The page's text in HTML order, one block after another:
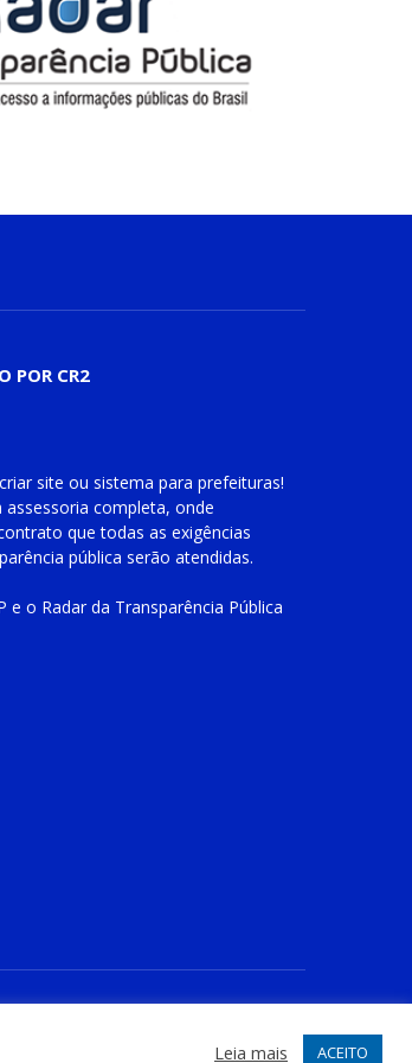
POR CR2
criar site ou sistema para prefeituras!
assessoria completa, onde
que todas as exigências
pública serão atendidas.
e o Radar da Transparência Pública
Leia mais ACEITO